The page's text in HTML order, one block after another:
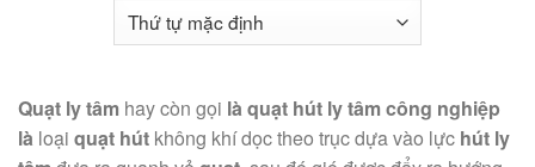
Quạt ly tâm hay còn gọi là quạt hút ly tâm công nghiệp
là loại quạt hút không khí dọc theo trục dựa vào lực hút ly